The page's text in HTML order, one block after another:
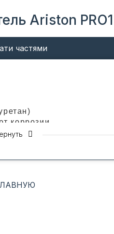
Ariston
частями
коррозии